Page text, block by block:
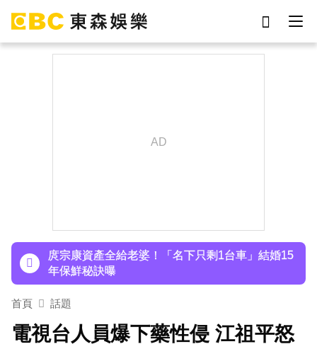
人無奈回應
庹宗康資產全給老婆！「名下只剩1台車」結婚15
年保鮮秘訣曝
百萬網紅失蹤3年遇害！遭閨密設局赴菲「綁架撕
派助理颱風天護植栽！愛莉莎莎挨轟「命不如植
首頁 話題
電視台人員爆下藥性侵 江祖平怒